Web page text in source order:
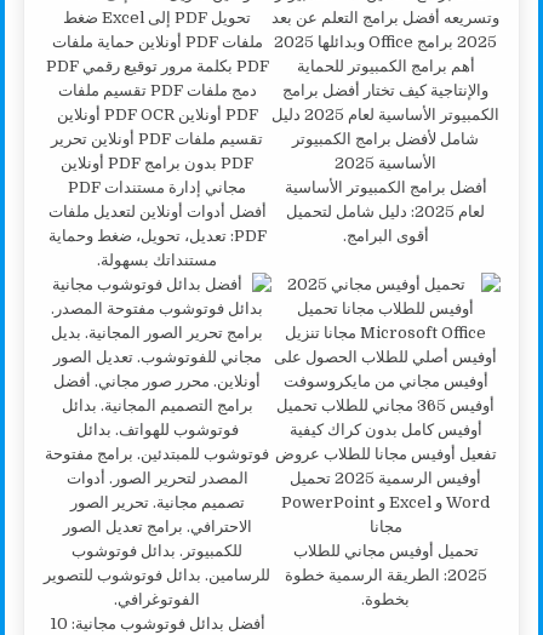
أفضل برامج الكمبيوتر الأساسية
لعام 2025: دليل شامل لتحميل
أقوى البرامج.
أفضل أدوات أونلاين لتعديل ملفات
PDF: تعديل، تحويل، ضغط وحماية
مستنداتك بسهولة.
تحميل أوفيس مجاني للطلاب
2025: الطريقة الرسمية خطوة
بخطوة.
أفضل بدائل فوتوشوب مجانية: 10